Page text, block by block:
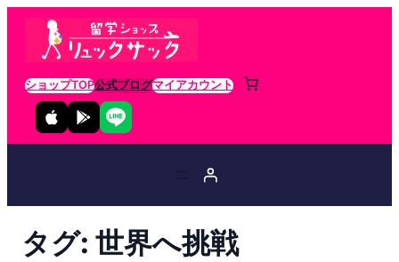
ショップTOP公式ブログマイアカウント
タグ: 世界へ挑戦